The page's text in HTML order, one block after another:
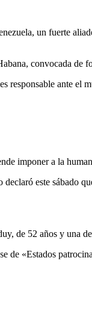
un fuerte
convocada de
responsable ante el
imponer a la
este sábado
de 52 años y una
de «Estados